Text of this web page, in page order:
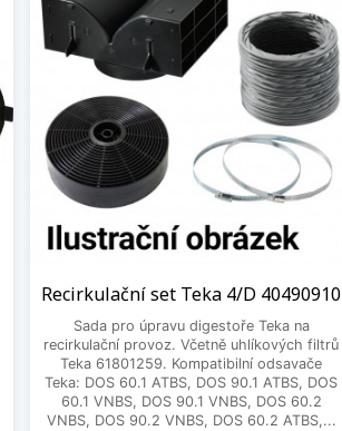
Recirkulační set Teka 4/D 40490910
Sada pro úpravu digestoře Teka na
recirkulační provoz. Včetně uhlíkových filtrů
Teka 61801259. Kompatibilní odsavače
Teka: DOS 60.1 ATBS, DOS 90.1 ATBS, DOS
60.1 VNBS, DOS 90.1 VNBS, DOS 60.2
VNBS, DOS 90.2 VNBS, DOS 60.2 ATBS,...